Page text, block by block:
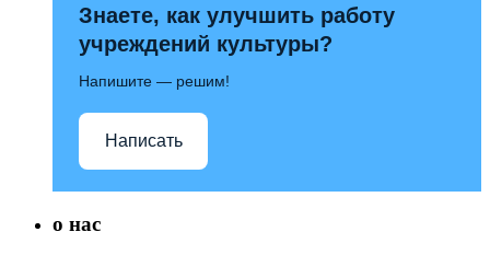
Знаете, как улучшить работу
учреждений культуры?
Напишите — решим!
Написать
о нас